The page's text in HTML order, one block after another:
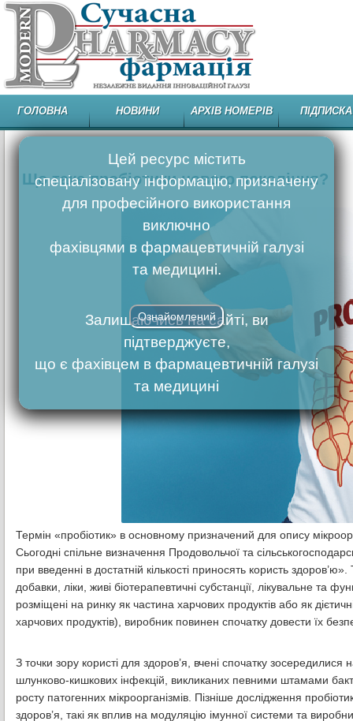
ГОЛОВНА НОВИНИ АРХІВ НОМЕРІВ ПІДПИСКА
Що таке пробіотики нового покоління?
Термін «пробіотик» в основному призначений для опису
Сьогодні спільне визначення Продовольчої та
при введенні в достатній кількості приносять користь
добавки, ліки, живі біотерапевтичні субстанції, лікувальне та
розміщені на ринку як частина харчових продуктів або як
харчових продуктів), виробник повинен спочатку довести їх
З точки зору користі для здоров’я, вчені спочатку зосередилися
шлунково-кишкових інфекцій, викликаних певними штамами
росту патогенних мікроорганізмів. Пізніше дослідження
здоров’я, такі як вплив на модуляцію імунної системи та
Цей ресурс містить
спеціалізовану інформацію, призначену
для професійного використання
виключно
фахівцями в фармацевтичній галузі
та медицині.
Залишаючись на сайті, ви
підтверджуєте,
що є фахівцем в фармацевтичній галузі
та медицині
Ознайомлений